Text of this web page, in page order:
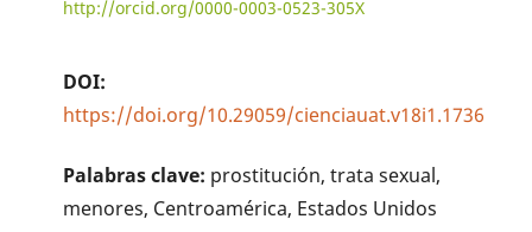
http://orcid.org/0000-0003-0523-305X
DOI:
https://doi.org/10.29059/cienciauat.v18i1.1736
Palabras clave: prostitución, trata sexual,
menores, Centroamérica, Estados Unidos